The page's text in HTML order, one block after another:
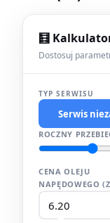
🧮
Dostosuj
TYP SERWISU
Serwis
ROCZNY
CENA OLEJU
NAPĘDOWEGO